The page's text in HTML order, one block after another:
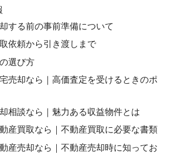
する前の事前準備について
依頼から引き渡しまで
選び方
売却なら｜高価査定を受けるときのポ
相談なら｜魅力ある収益物件とは
産買取なら｜不動産買取に必要な書類
産売却なら｜不動産売却時に知ってお